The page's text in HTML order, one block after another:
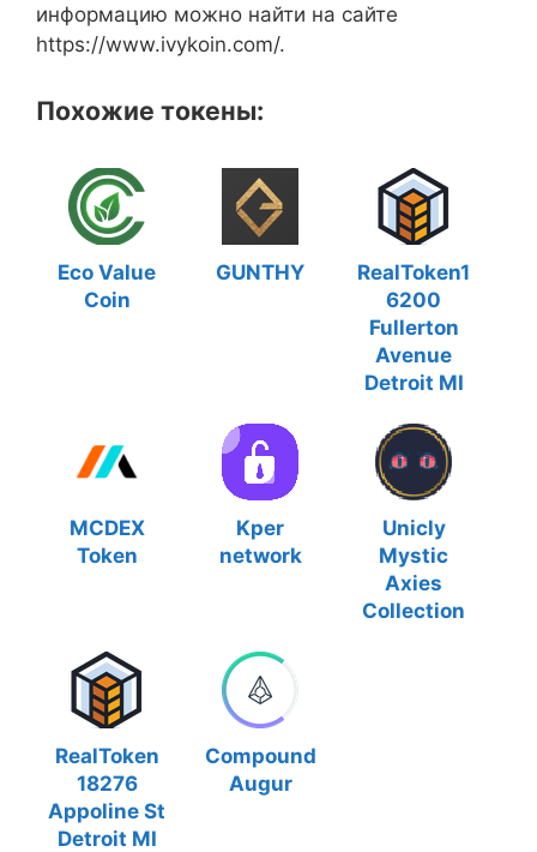
информацию можно найти на сайте
https://www.ivykoin.com/.
Похожие токены:
Eco Value
Coin
GUNTHY
RealToken1
6200
Fullerton
Avenue
Detroit MI
MCDEX
Token
Kper
network
Unicly
Mystic
Axies
Collection
RealToken
18276
Appoline St
Detroit MI
Compound
Augur